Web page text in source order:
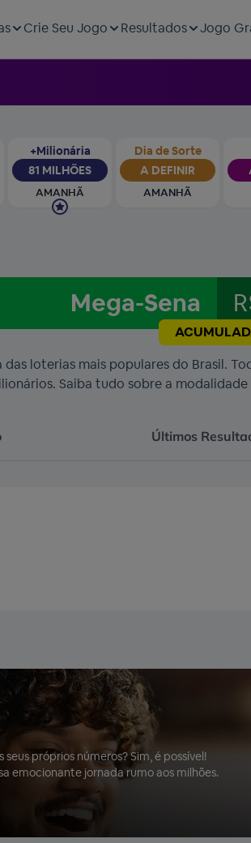
Crie Seu Jogo Resultados Jogo
+Milionária
81 MILHÕES
AMANHÃ
Dia de Sorte
A DEFINIR
AMANHÃ
Mega-Sena
das loterias mais populares do Brasil.
Saiba tudo sobre a
Últimos
próprios números? Sim, é possível!
emocionante jornada rumo aos milhões.